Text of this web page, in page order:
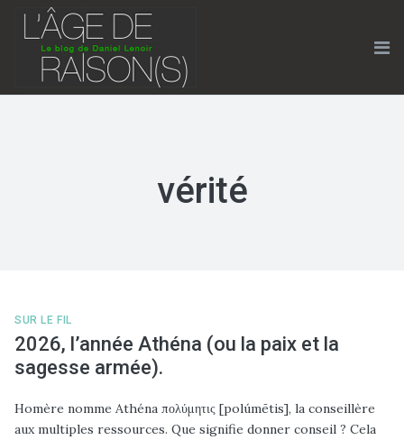
Skip
content
vérité
SUR LE FIL
2026, l’année Athéna (ou la paix et la
sagesse armée).
Homère nomme Athéna πολύμητις [polúmētis], la conseillère
aux multiples ressources. Que signifie donner conseil ? Cela